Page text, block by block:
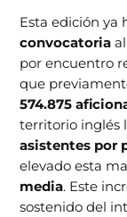
Esta edición ya
convocatoria
por encuentro
que
574.875
territorio inglés
asistentes por
elevado esta
media. Este
sostenido del